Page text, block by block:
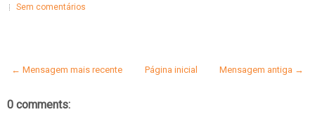
Sem comentários
← Mensagem mais recente Mensagem antiga →
Página inicial
0 comments: